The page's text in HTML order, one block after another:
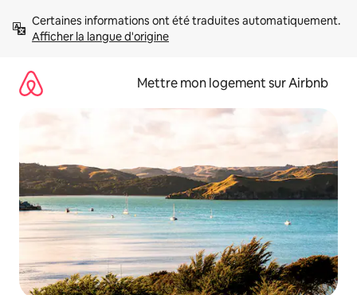
directement
Afficher la langue d'origine
Mettre mon logement sur Airbnb